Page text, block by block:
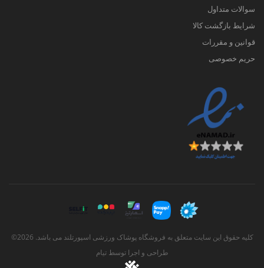
سوالات متداول
شرایط بازگشت کالا
قوانین و مقررات
حریم خصوصی
کلیه حقوق این سایت متعلق به فروشگاه پوشاک ورزشی اسپورتلند می باشد. 2026©
طراحی و اجرا توسطتیام